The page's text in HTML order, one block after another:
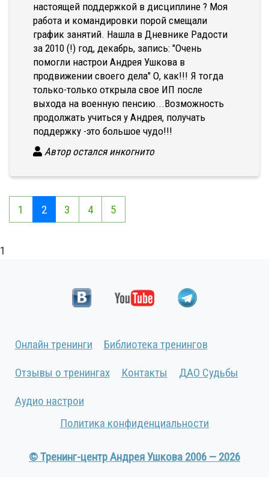
настоящей поддержкой в дисциплине ? Моя
работа и командировки порой смещали
график занятий. Нашла в Дневнике Радости
за 2010 (!) год, декабрь, запись: "Очень
помогли настрои Андрея Ушкова в
продвижении своего дела" О, как!!! Я тогда
только-только открыла свое ИП после
выхода на военную пенсию...Возможность
продолжать учиться у Андрея, получать
поддержку -это большое чудо!!!
Автор остался инкогнито
1 2 3 4 5
1
Онлайн тренинги Библиотека тренингов
Отзывы о тренингах Контакты ДАО Судьбы
Аудио настрои
Политика конфиденциальности
© Тренинг-центр Андрея Ушкова 2006 — 2026